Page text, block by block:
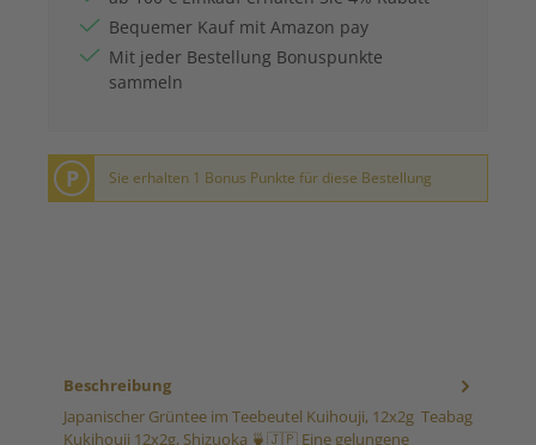
Bequemer Kauf mit Amazon pay
Mit jeder Bestellung Bonuspunkte
sammeln
P Sie erhalten 1 Bonus Punkte für diese Bestellung
Beschreibung
Japanischer Grüntee im Teebeutel Kuihouji, 12x2g Teabag
Kukihouji 12x2g, Shizuoka 🍵🇯🇵 Eine gelungene